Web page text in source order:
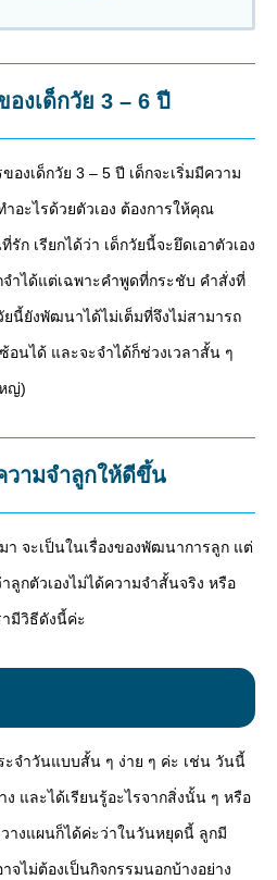
งเด็กวัย 3 – 6 ปี
งเด็กวัย 3 – 5 ปี เด็กจะเริ่มมีความ
ำอะไรด้วยตัวเอง ต้องการให้คุณ
ก เรียกได้ว่า เด็กวัยนี้จะยึดเอาตัวเอง
ำได้แต่เฉพาะคำพูดที่กระชับ คำสั่งที่
ยนี้ยังพัฒนาได้ไม่เต็มที่จึงไม่สามารถ
อนได้ และจะจำได้ก็ช่วงเวลาสั้น ๆ
ญ่)
วามจำลูกให้ดีขึ้น
จะเป็นในเรื่องของพัฒนาการลูก แต่
กตัวเองไม่ได้ความจำสั้นจริง หรือ
ามีวิธีดังนี้ค่ะ
จำวันแบบสั้น ๆ ง่าย ๆ ค่ะ เช่น วันนี้
ง และได้เรียนรู้อะไรจากสิ่งนั้น ๆ หรือ
างแผนก็ได้ค่ะว่าในวันหยุดนี้ ลูกมี
จไม่ต้องเป็นกิจกรรมนอกบ้างอย่าง